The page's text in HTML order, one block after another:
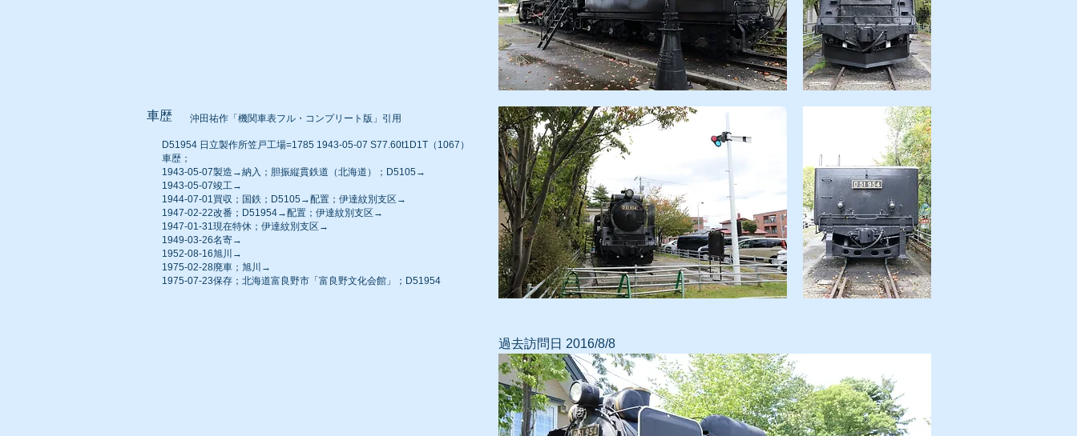
車歴 沖田祐作「機関車表フル・コンプリート版」引用
D51954 日立製作所笠戸工場=1785 1943-05-07 S77.60t1D1T（1067）
車歴；
1943-05-07製造→納入；胆振縦貫鉄道（北海道）；D5105→
1943-05-07竣工→
1944-07-01買収；国鉄；D5105→配置；伊達紋別支区→
1947-02-22改番；D51954→配置；伊達紋別支区→
1947-01-31現在特休；伊達紋別支区→
1949-03-26名寄→
1952-08-16旭川→
1975-02-28廃車；旭川→
1975-07-23保存；北海道富良野市「富良野文化会館」；D51954
過去訪問日 2016/8/8